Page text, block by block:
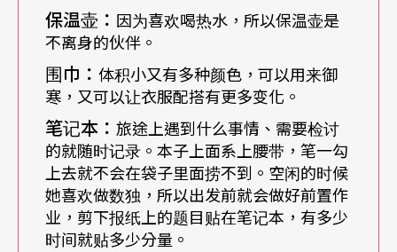
可以用来放旅行小包，加上因为自己个子小，鞋子
也小，卡在这个地方根本不怕压到而变形。
但是衣服呢？正式场合和拜访那么多，如何带齐服
饰、一网打尽？邱瑗说：「我主要以黑色为基底，
上衣有无袖、半短袖、长袖；领子有高领、低领、
平领。另外还有洋装，以及厚、薄长裤，每一样一
件，很好搭配。」衣服质料好、剪裁合宜，因此黑
保温壶： 因为喜欢喝热水，所以保温壶是
不离身的伙伴。
围巾： 体积小又有多种颜色，可以用来御
寒，又可以让衣服配搭有更多变化。
笔记本： 旅途上遇到什么事情、需要检讨
的就随时记录。本子上面系上腰带，笔一勾
上去就不会在袋子里面捞不到。空闲的时候
她喜欢做数独，所以出发前就会做好前置作
业，剪下报纸上的题目贴在笔记本，有多少
时间就贴多少分量。